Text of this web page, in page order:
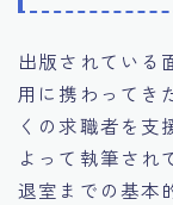
出版されている
用に携わってき
くの求職者を支
よって執筆され
退室までの基本